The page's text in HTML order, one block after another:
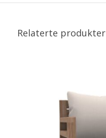
Relaterte produkter